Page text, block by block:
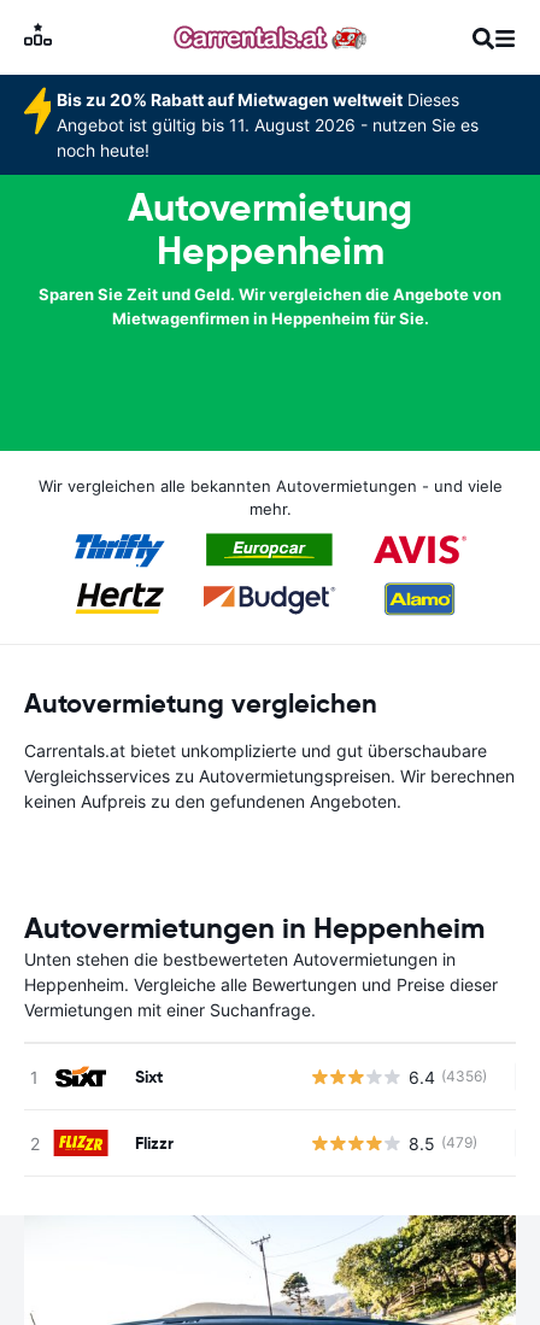
Bis zu 20% Rabatt auf Mietwagen weltweitDieses
Angebot ist gültig bis 11. August 2026 - nutzen Sie es
noch heute!
Autovermietung
Heppenheim
Sparen Sie Zeit und Geld. Wir vergleichen die Angebote von
Mietwagenfirmen in Heppenheim für Sie.
Wir vergleichen alle bekannten Autovermietungen - und viele
mehr.
Autovermietung vergleichen
Carrentals.at bietet unkomplizierte und gut überschaubare
Vergleichsservices zu Autovermietungspreisen. Wir berechnen
keinen Aufpreis zu den gefundenen Angeboten.
Autovermietungen in Heppenheim
Unten stehen die bestbewerteten Autovermietungen in
Heppenheim. Vergleiche alle Bewertungen und Preise dieser
Vermietungen mit einer Suchanfrage.
Sixt 6.4 (4356)
Flizzr 8.5 (479)